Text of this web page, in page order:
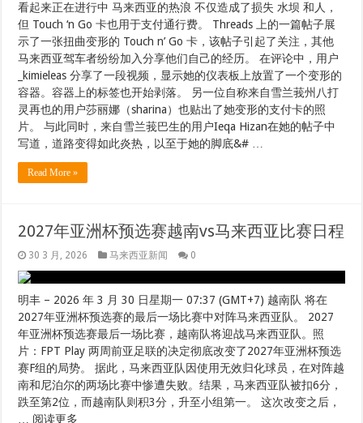
看起来正在进行中 马来西亚的热浪 不仅造成了损失 水坝 和人，
但 Touch ‘n Go 卡也用于支付通行费。 Threads 上的一篇帖子展
示了一张扭曲变形的 Touch n’ Go 卡，该帖子引起了关注，其他
马来西亚驾车者纷纷加入分享他们自己的经历。 在评论中，用户
_kimieleas 分享了一段视频，显示她的仪表板上放置了一个变形的
容器。容器上的标签也开始剥落。 另一位自称来自雪兰莪州八打
灵再也的用户莎丽娜（sharina）也贴出了她变形的支​​付卡的照
片。 与此同时，来自雪兰莪巴生的用户Ieqa Hizan在她的帖子中
写道，道路变得如此炎热，以至于她的脚底&# …
Read More »
2027年亚洲杯预选赛越南vs马来西亚比赛日程
30 3 月, 2026 马来西亚新闻 0
明丰 – 2026 年 3 月 30 日星期一 07:37 (GMT+7) 越南队 将在
2027年亚洲杯预选赛的最后一场比赛中对阵马来西亚队。 2027
年亚洲杯预选赛最后一场比赛，越南队将迎战马来西亚队。照
片：FPT Play 两周前亚足联的决定彻底改变了2027年亚洲杯预选
赛F组的局势。 据此，马来西亚队因使用无效归化球员，在对阵越
南和尼泊尔的两场比赛中惨遭失败。结果，马来西亚队被扣6分，
跌至第2位，而越南队则积3分，升至小组第一。 这次改变之后，
… 阅读更多